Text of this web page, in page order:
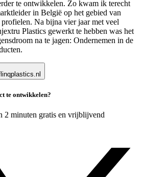
te ontwikkelen. Zo kwam ik terecht
in België op het gebied van
profielen. Na bijna vier jaar met veel
Plastics gewerkt te hebben was het
na te jagen: Ondernemen in de
te ontwikkelen?
2 minuten gratis en vrijblijvend